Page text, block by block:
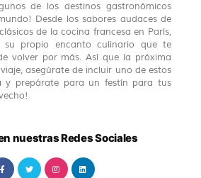
de los destinos gastronómicos
Desde los sabores audaces de
de la cocina francesa en París,
su propio encanto culinario que te
volver por más. Así que la próxima
asegúrate de incluir uno de estos
y prepárate para un festín para tus
nuestras Redes Sociales